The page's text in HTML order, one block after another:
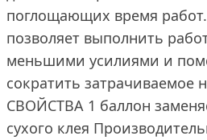
поглощающих время
позволяет выполнить
меньшими усилиями и
сократить затрачиваемое
СВОЙСТВА 1 баллон
сухого клея